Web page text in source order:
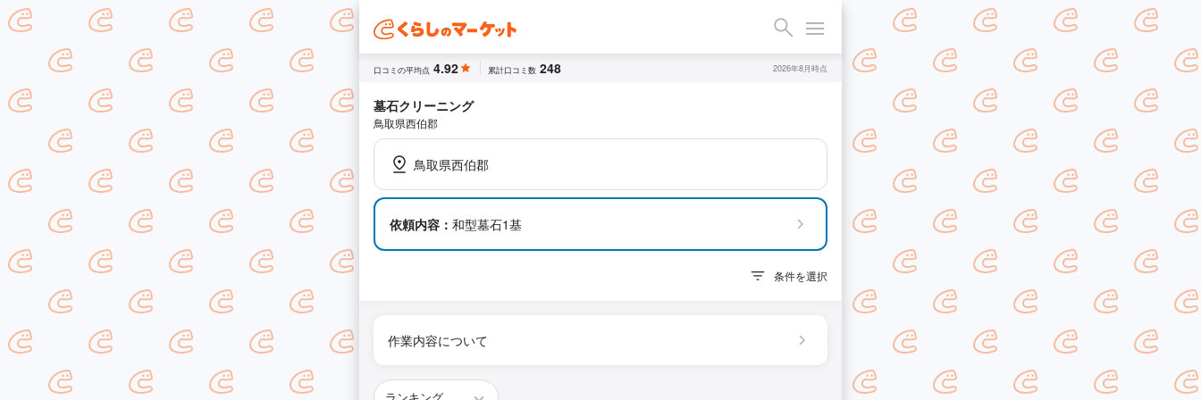
口コミの平均点 4.92 累計口コミ数 248 2026年8月時点
墓石クリーニング
鳥取県西伯郡
鳥取県西伯郡
依頼内容： 和型墓石1基
条件を選択
作業内容について